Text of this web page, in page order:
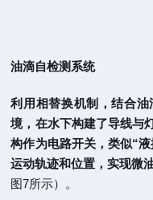
油滴自检测系统
利用相替换机制，结合
境，在水下构建了导线与
构作为电路开关，类似“
运动轨迹和位置，实现微
图7所示）。